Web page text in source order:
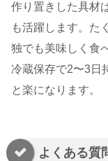
作り置きした具材
も活躍します。た
独でも美味しく食
冷蔵保存で2〜3日
と楽になります。
よくある質